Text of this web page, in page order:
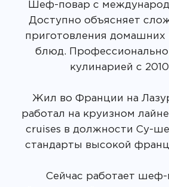
Шеф-повар с
Доступно объясняет
приготовления домашних
блюд. Профессионально
кулинарией с 2010
Жил во Франции на
работал на круизном
cruises в должности Су-
стандарты высокой
Сейчас работает